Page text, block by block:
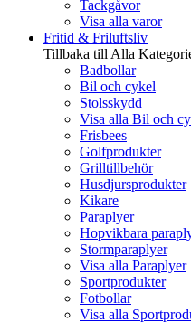
Tackgåvor
Visa alla varor
Fritid & Friluftsliv
Tillbaka till Alla
Badbollar
Bil och cykel
Stolsskydd
Visa alla Bil och
Frisbees
Golfprodukter
Grilltillbehör
Husdjursprodukter
Kikare
Paraplyer
Hopvikbara
Stormparaplyer
Visa alla Paraplyer
Sportprodukter
Fotbollar
Visa alla